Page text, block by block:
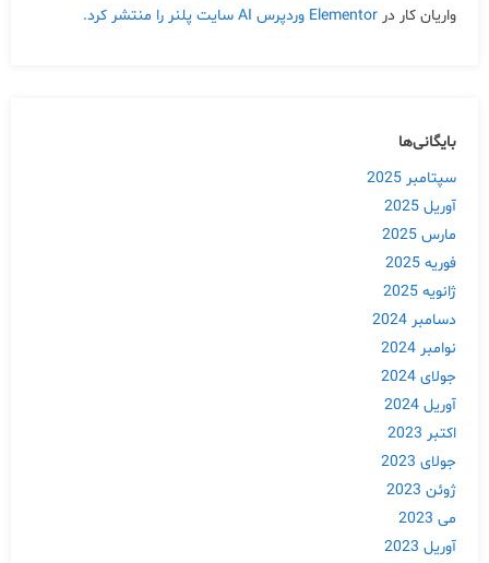
واریان کار در Elementor وردپرس AI سایت پلنر را منتشر کرد.
بایگانی‌ها
سپتامبر 2025
آوریل 2025
مارس 2025
فوریه 2025
ژانویه 2025
دسامبر 2024
نوامبر 2024
جولای 2024
آوریل 2024
اکتبر 2023
جولای 2023
ژوئن 2023
می 2023
آوریل 2023